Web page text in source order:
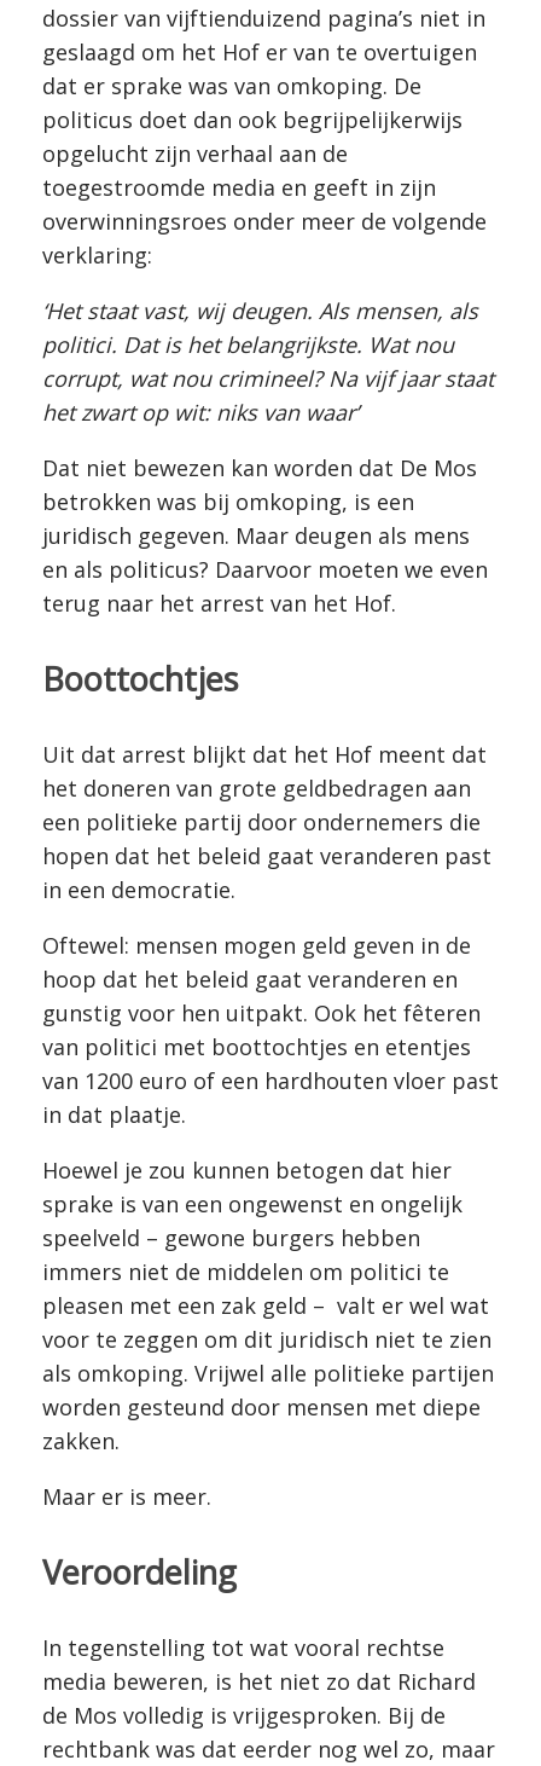
dossier van vijftienduizend pagina’s niet in
geslaagd om het Hof er van te overtuigen
dat er sprake was van omkoping. De
politicus doet dan ook begrijpelijkerwijs
opgelucht zijn verhaal aan de
toegestroomde media en geeft in zijn
overwinningsroes onder meer de volgende
verklaring:
‘Het staat vast, wij deugen. Als mensen, als
politici. Dat is het belangrijkste. Wat nou
corrupt, wat nou crimineel? Na vijf jaar staat
het zwart op wit: niks van waar’
Dat niet bewezen kan worden dat De Mos
betrokken was bij omkoping, is een
juridisch gegeven. Maar deugen als mens
en als politicus? Daarvoor moeten we even
terug naar het arrest van het Hof.
Boottochtjes
Uit dat arrest blijkt dat het Hof meent dat
het doneren van grote geldbedragen aan
een politieke partij door ondernemers die
hopen dat het beleid gaat veranderen past
in een democratie.
Oftewel: mensen mogen geld geven in de
hoop dat het beleid gaat veranderen en
gunstig voor hen uitpakt. Ook het fêteren
van politici met boottochtjes en etentjes
van 1200 euro of een hardhouten vloer past
in dat plaatje.
Hoewel je zou kunnen betogen dat hier
sprake is van een ongewenst en ongelijk
speelveld – gewone burgers hebben
immers niet de middelen om politici te
pleasen met een zak geld – valt er wel wat
voor te zeggen om dit juridisch niet te zien
als omkoping. Vrijwel alle politieke partijen
worden gesteund door mensen met diepe
zakken.
Maar er is meer.
Veroordeling
In tegenstelling tot wat vooral rechtse
media beweren, is het niet zo dat Richard
de Mos volledig is vrijgesproken. Bij de
rechtbank was dat eerder nog wel zo, maar